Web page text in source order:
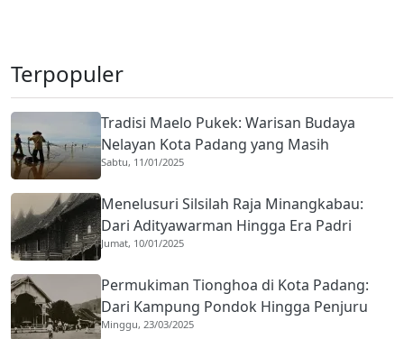
Terpopuler
Tradisi Maelo Pukek: Warisan Budaya
Nelayan Kota Padang yang Masih
Bertahan
Sabtu, 11/01/2025
Menelusuri Silsilah Raja Minangkabau:
Dari Adityawarman Hingga Era Padri
Jumat, 10/01/2025
Permukiman Tionghoa di Kota Padang:
Dari Kampung Pondok Hingga Penjuru
Kota
Minggu, 23/03/2025